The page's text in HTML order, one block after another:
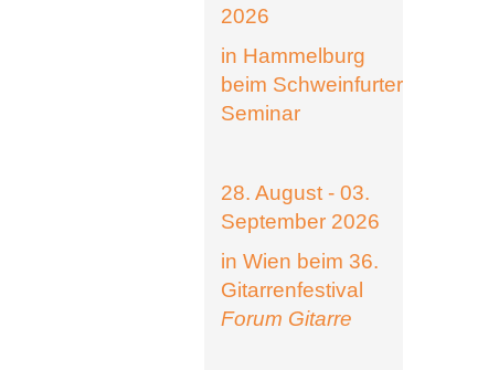
2026
in Hammelburg
beim Schweinfurter
Seminar
28. August - 03.
September 2026
in Wien beim 36.
Gitarrenfestival
Forum Gitarre